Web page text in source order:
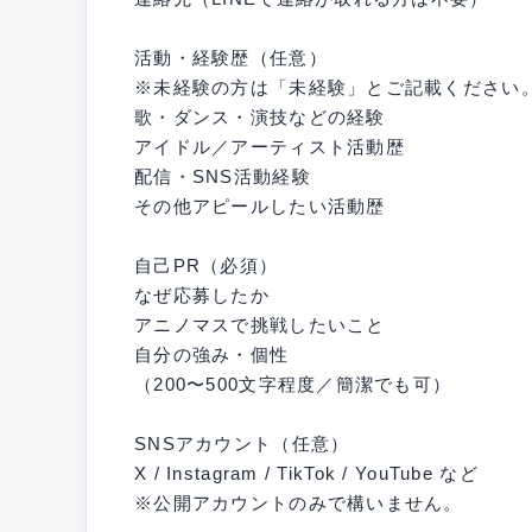
活動・経験歴（任意）
※未経験の方は「未経験」とご記載ください
歌・ダンス・演技などの経験
アイドル／アーティスト活動歴
配信・SNS活動経験
その他アピールしたい活動歴
自己PR（必須）
なぜ応募したか
アニノマスで挑戦したいこと
自分の強み・個性
（200〜500文字程度／簡潔でも可）
SNSアカウント（任意）
X / Instagram / TikTok / YouTube など
※公開アカウントのみで構いません。